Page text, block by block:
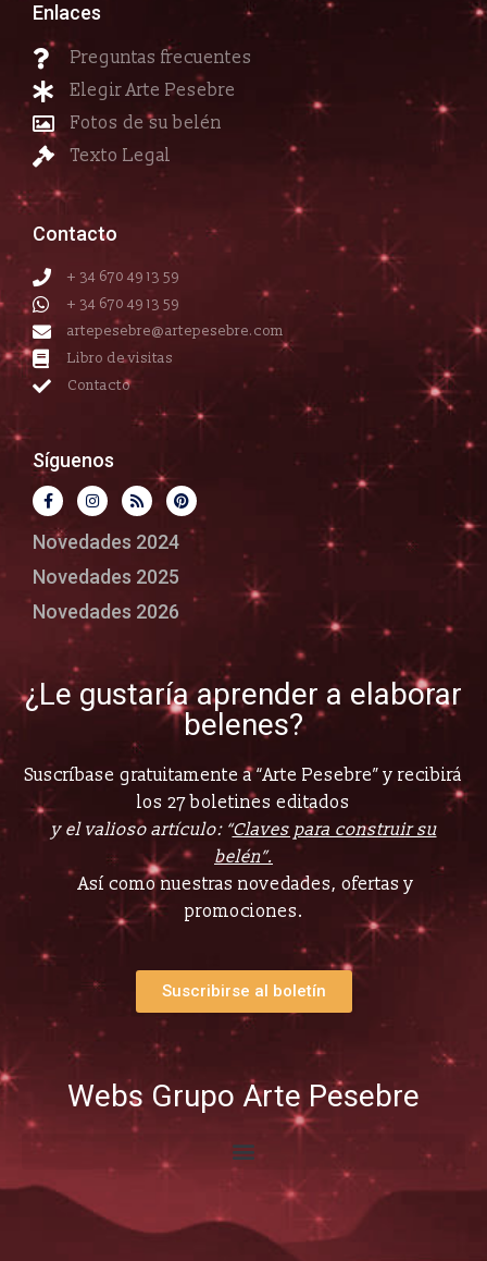
Enlaces
Preguntas frecuentes
Elegir Arte Pesebre
Fotos de su belén
Texto Legal
Contacto
+ 34 670 49 13 59
+ 34 670 49 13 59
artepesebre@artepesebre.com
Libro de visitas
Contacto
Síguenos
Novedades 2024
Novedades 2025
Novedades 2026
¿Le gustaría aprender a elaborar
belenes?
Suscríbase gratuitamente a “Arte Pesebre” y recibirá
los 27 boletines editados
y el valioso artículo: “Claves para construir su
belén”.
Así como nuestras novedades, ofertas y
promociones.
Suscribirse al boletín
Webs Grupo Arte Pesebre